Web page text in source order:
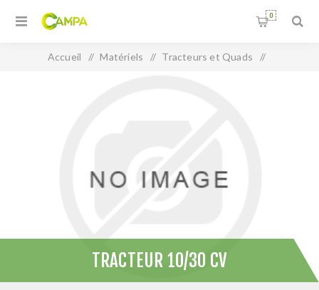
0
Accueil / Matériels / Tracteurs et Quads /
TRACTEUR 10/30 CV